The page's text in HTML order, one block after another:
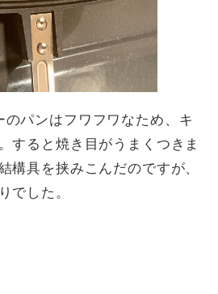
のパンはフワフワなため、キ
すると焼き目がうまくつきま
構具を挟みこんだのですが、
でした。